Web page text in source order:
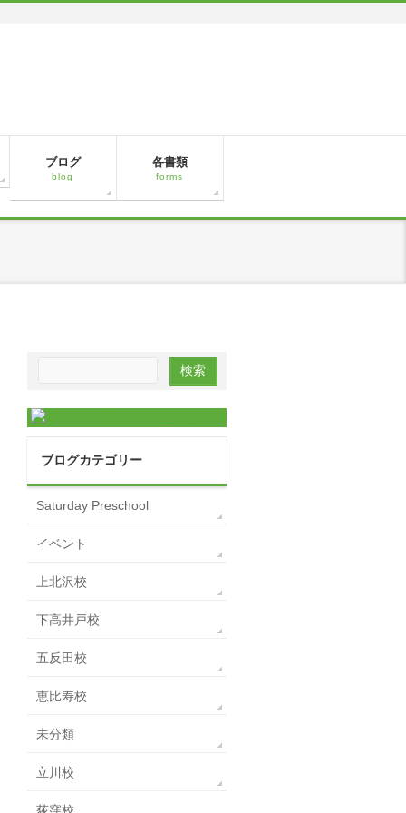
ブログ
blog
各書類
forms
ブログカテゴリー
Saturday Preschool
イベント
上北沢校
下高井戸校
五反田校
恵比寿校
未分類
立川校